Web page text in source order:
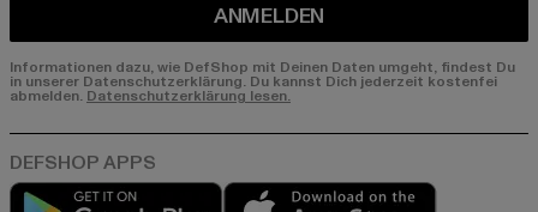
ANMELDEN
Informationen dazu, wie DefShop mit Deinen Daten umgeht, findest Du
in unserer Datenschutzerklärung. Du kannst Dich jederzeit kostenfei
abmelden. Datenschutzerklärung lesen.
Play market